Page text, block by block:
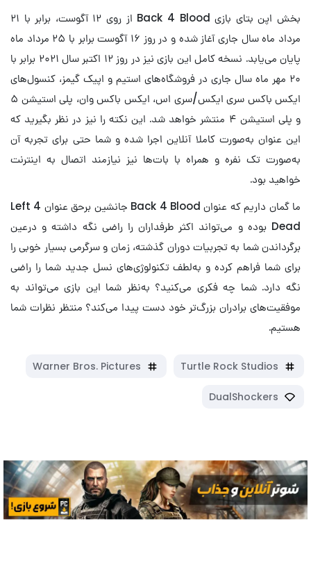
بخش اپن بتای بازی Back 4 Blood از روی ۱۲ آگوست، برابر با ۲۱
مرداد ماه سال جاری آغاز شده و در روز ۱۶ آگوست برابر با ۲۵ مرداد ماه
پایان می‌یابد. نسخه کامل این بازی نیز در روز ۱۲ اکتبر سال ۲۰۲۱ برابر با
۲۰ مهر ماه سال جاری در فروشگاه‌های استیم و اپیک گیمز، کنسول‌های
ایکس باکس سری ایکس/سری اس، ایکس باکس وان، پلی استیشن ۵
و پلی استیشن ۴ منتشر خواهد شد. این نکته را نیز در نظر بگیرید که
این عنوان به‌صورت کاملا آنلاین اجرا شده و شما حتی برای تجربه آن
به‌صورت تک نفره و همراه با بات‌ها نیز نیازمند اتصال به اینترنت
خواهید بود.
ما گمان داریم که عنوان Back 4 Blood جانشین برحق عنوان Left 4
Dead بوده و می‌تواند اکثر طرفداران را راضی نگه داشته و درعین
برگرداندن شما به تجربیات دوران گذشته، زمان و سرگرمی بسیار خوبی را
برای شما فراهم کرده و به‌لطف تکنولوژی‌های نسل جدید شما را راضی
نگه دارد. شما چه فکری می‌کنید؟ به‌نظر شما این بازی می‌تواند به
موفقیت‌های برادران بزرگ‌تر خود دست پیدا می‌کند؟ منتظر نظرات شما
هستیم.
Turtle Rock Studios
Warner Bros. Pictures
DualShockers